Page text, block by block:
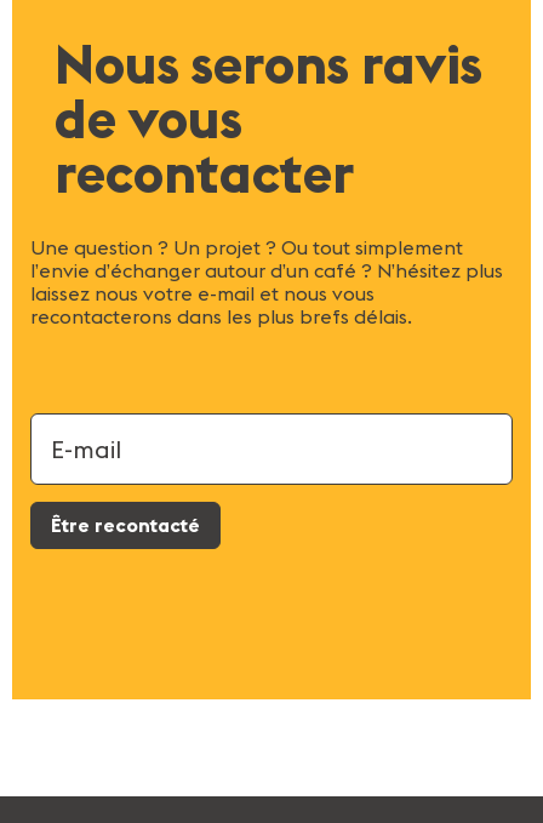
Nous serons ravis
de vous
recontacter
Une question ? Un projet ? Ou tout simplement
l’envie d’échanger autour d’un café ? N’hésitez plus
laissez nous votre e-mail et nous vous
recontacterons dans les plus brefs délais.
Être recontacté